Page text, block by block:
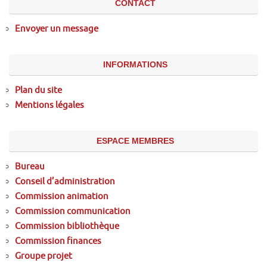
CONTACT
Envoyer un message
INFORMATIONS
Plan du site
Mentions légales
ESPACE MEMBRES
Bureau
Conseil d’administration
Commission animation
Commission communication
Commission bibliothèque
Commission finances
Groupe projet